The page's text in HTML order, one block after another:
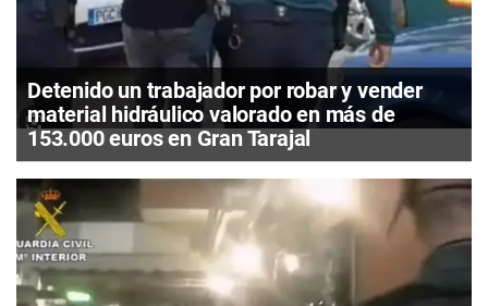
Detenido un trabajador por robar y vender
material hidráulico valorado en más de
153.000 euros en Gran Tarajal